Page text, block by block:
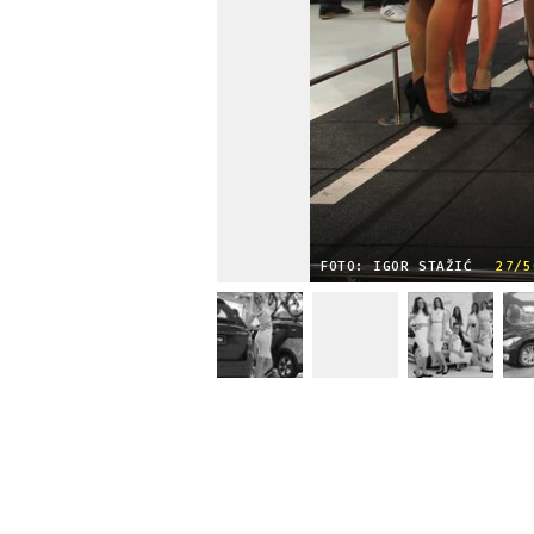
FOTO: IGOR STAŽIĆ 27/